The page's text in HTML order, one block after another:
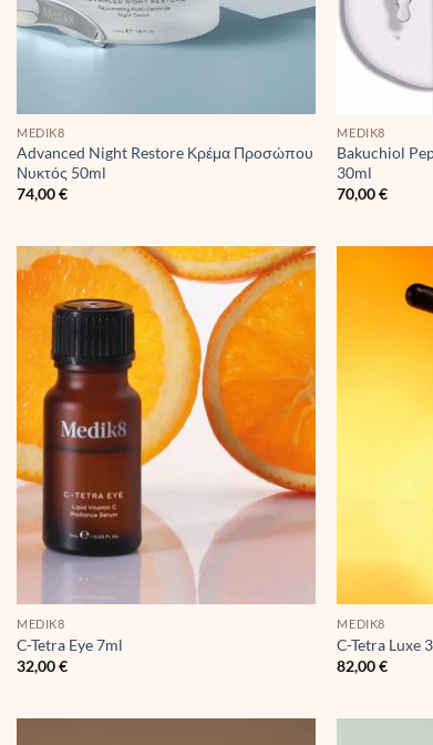
MEDIK8
Advanced Night Restore Κρέμα Προσώπου
Νυκτός 50ml
74,00€
MEDIK8
Bakuchiol
30ml
70,00€
MEDIK8
C-Tetra Eye 7ml
32,00€
MEDIK8
C-Tetra Luxe
82,00€